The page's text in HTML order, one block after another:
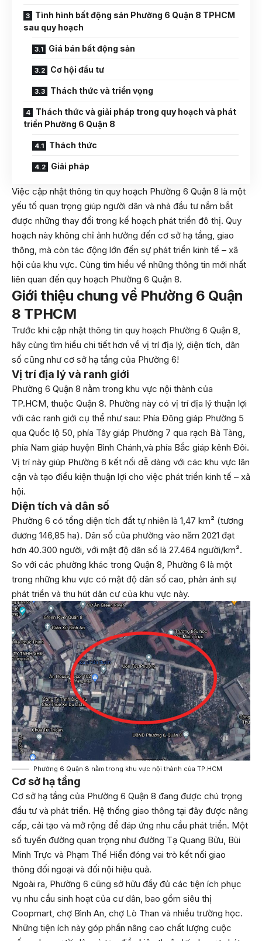
Tình hình bất động sản Phường 6 Quận 8 TPHCM
sau quy hoạch
Giá bán bất động sản
Cơ hội đầu tư
Thách thức và triển vọng
Thách thức và giải pháp trong quy hoạch và phát
triển Phường 6 Quận 8
Thách thức
Giải pháp
Việc cập nhật thông tin quy hoạch Phường 6 Quận 8 là một
yếu tố quan trọng giúp người dân và nhà đầu tư nắm bắt
được những thay đổi trong kế hoạch phát triển đô thị. Quy
hoạch này không chỉ ảnh hưởng đến cơ sở hạ tầng, giao
thông, mà còn tác động lớn đến sự phát triển kinh tế – xã
hội của khu vực. Cùng tìm hiểu về những thông tin mới nhất
liên quan đến quy hoạch Phường 6 Quận 8.
Giới thiệu chung về Phường 6 Quận
8 TPHCM
Trước khi cập nhật thông tin quy hoạch Phường 6 Quận 8,
hãy cùng tìm hiểu chi tiết hơn về vị trí địa lý, diện tích, dân
số cũng như cơ sở hạ tầng của Phường 6!
Vị trí địa lý và ranh giới
Phường 6 Quận 8 nằm trong khu vực nội thành của
TP.HCM, thuộc Quận 8. Phường này có vị trí địa lý thuận lợi
với các ranh giới cụ thể như sau: Phía Đông giáp Phường 5
qua Quốc lộ 50, phía Tây giáp Phường 7 qua rạch Bà Tàng,
phía Nam giáp huyện Bình Chánh,và phía Bắc giáp kênh Đôi.
Vị trí này giúp Phường 6 kết nối dễ dàng với các khu vực lân
cận và tạo điều kiện thuận lợi cho việc phát triển kinh tế – xã
hội.
Diện tích và dân số
Phường 6 có tổng diện tích đất tự nhiên là 1,47 km² (tương
đương 146,85 ha). Dân số của phường vào năm 2021 đạt
hơn 40.300 người, với mật độ dân số là 27.464 người/km².
So với các phường khác trong Quận 8, Phường 6 là một
trong những khu vực có mật độ dân số cao, phản ánh sự
phát triển và thu hút dân cư của khu vực này.
Phường 6 Quận 8 nằm trong khu vực nội thành của TP.HCM
Cơ sở hạ tầng
Cơ sở hạ tầng của Phường 6 Quận 8 đang được chú trọng
đầu tư và phát triển. Hệ thống giao thông tại đây được nâng
cấp, cải tạo và mở rộng để đáp ứng nhu cầu phát triển. Một
số tuyến đường quan trọng như đường Tạ Quang Bửu, Bùi
Minh Trực và Phạm Thế Hiển đóng vai trò kết nối giao
thông đối ngoại và đối nội hiệu quả.
Ngoài ra, Phường 6 cũng sở hữu đầy đủ các tiện ích phục
vụ nhu cầu sinh hoạt của cư dân, bao gồm siêu thị
Coopmart, chợ Bình An, chợ Lò Than và nhiều trường học.
Những tiện ích này góp phần nâng cao chất lượng cuộc